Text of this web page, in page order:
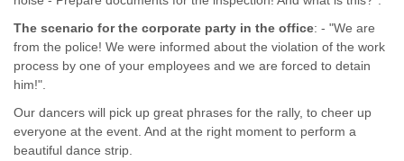
The scenario for the corporate party in the office: - "We are
from the police! We were informed about the violation of the work
process by one of your employees and we are forced to detain
him!".
Our dancers will pick up great phrases for the rally, to cheer up
everyone at the event. And at the right moment to perform a
beautiful dance strip.